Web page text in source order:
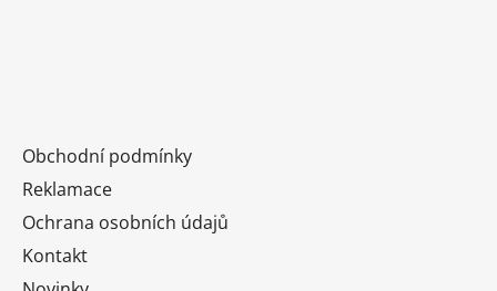
Obchodní podmínky
Reklamace
Ochrana osobních údajů
Kontakt